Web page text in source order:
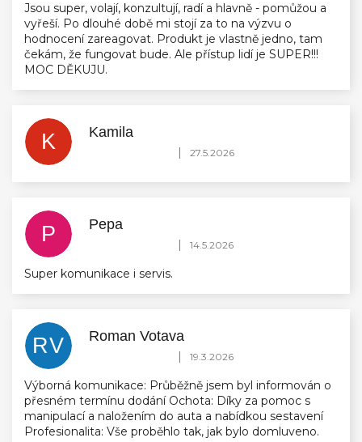
Jsou super, volají, konzultují, radí a hlavně - pomůžou a
vyřeší. Po dlouhé době mi stojí za to na výzvu o
hodnocení zareagovat. Produkt je vlastně jedno, tam
čekám, že fungovat bude. Ale přístup lidí je SUPER!!!
MOC DĚKUJU.
K Kamila
Hodnocení obchodu je 5 z 5 hvězdiček.
| 27.5.2026
P Pepa
Hodnocení obchodu je 5 z 5 hvězdiček.
| 14.5.2026
Super komunikace i servis.
RV Roman Votava
Hodnocení obchodu je 5 z 5 hvězdiček.
| 19.3.2026
Výborná komunikace: Průběžně jsem byl informován o
přesném termínu dodání Ochota: Díky za pomoc s
manipulací a naložením do auta a nabídkou sestavení
Profesionalita: Vše proběhlo tak, jak bylo domluveno.